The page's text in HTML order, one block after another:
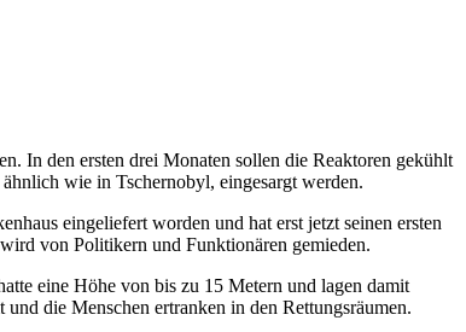
In den ersten drei Monaten sollen die Reaktoren gekühlt
wie in Tschernobyl, eingesargt werden.
eingeliefert worden und hat erst jetzt seinen ersten
von Politikern und Funktionären gemieden.
eine Höhe von bis zu 15 Metern und lagen damit
die Menschen ertranken in den Rettungsräumen.